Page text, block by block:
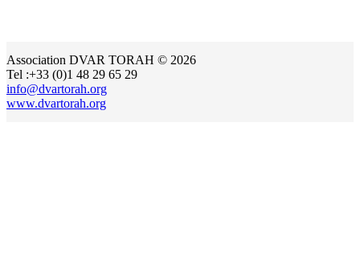
Association DVAR TORAH © 2026
Tel :+33 (0)1 48 29 65 29
info@dvartorah.org
www.dvartorah.org